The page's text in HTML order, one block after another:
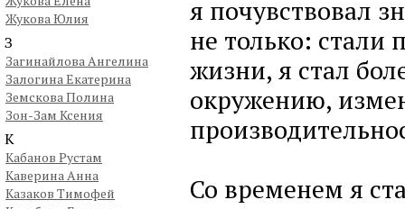
Жукова Юлия
З
Загинайлова Ангелина
Залогина Екатерина
Земскова Полина
Зон-Зам Ксения
К
Кабанов Рустам
Каверина Анна
Казаков Тимофей
я почувствовал
не только: стали
жизни, я стал
окружению,
Со временем я